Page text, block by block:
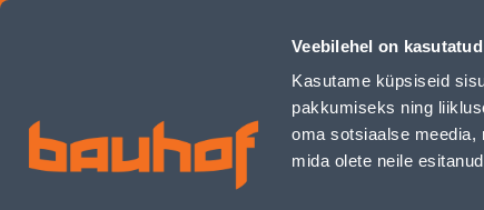
Veebilehel on
Kasutame küpsiseid
pakkumiseks ning
oma sotsiaalse meedia,
mida olete neile
TÄHTSEIB VÄLIS M12 ZN D6798A 25TK PAKIS - Bauhof has
Обслуживание бизнес-клиентов